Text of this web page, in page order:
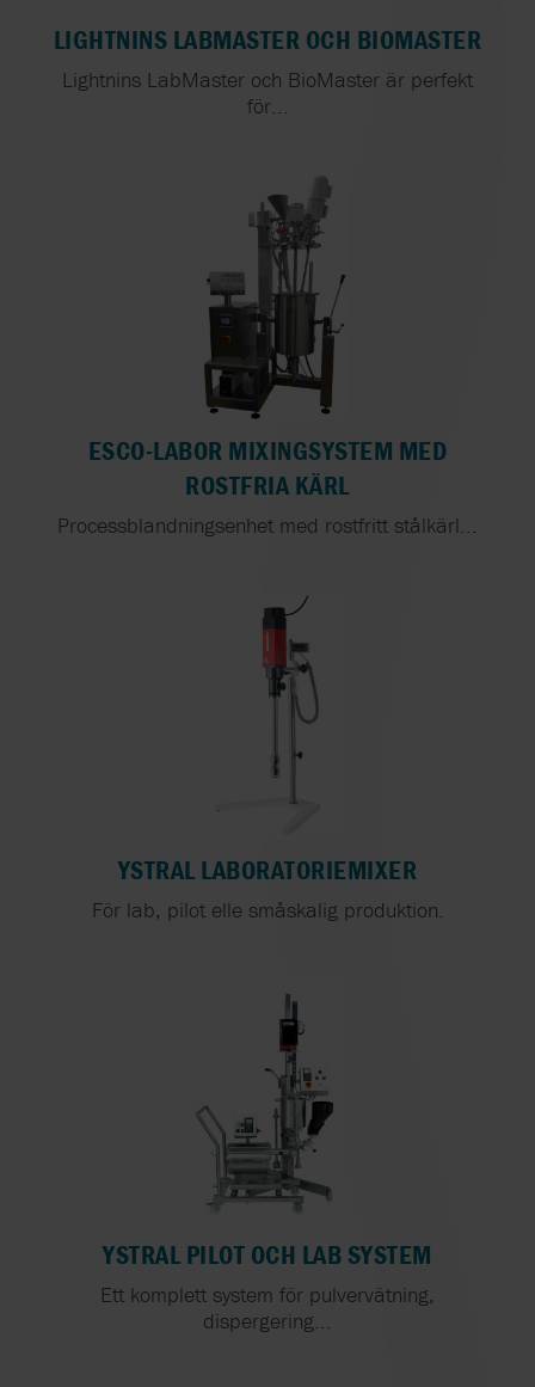
LIGHTNINS LABMASTER OCH BIOMASTER
Lightnins LabMaster och BioMaster är perfekt
för...
ESCO-LABOR MIXINGSYSTEM MED
ROSTFRIA KÄRL
Processblandningsenhet med rostfritt stålkärl...
YSTRAL LABORATORIEMIXER
För lab, pilot elle småskalig produktion.
YSTRAL PILOT OCH LAB SYSTEM
Ett komplett system för pulvervätning,
dispergering...